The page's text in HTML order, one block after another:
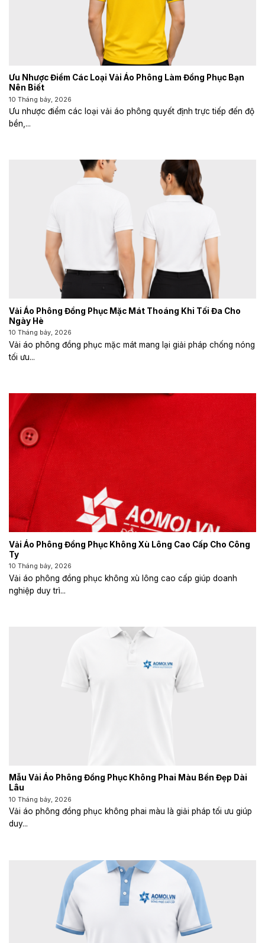
Ưu Nhược Điểm Các Loại Vải Áo Phông Làm Đồng Phục Bạn
Nên Biết
10 Tháng bảy, 2026
Ưu nhược điểm các loại vải áo phông quyết định trực tiếp đến độ
bền,...
Vải Áo Phông Đồng Phục Mặc Mát Thoáng Khi Tối Đa Cho
Ngày Hè
10 Tháng bảy, 2026
Vải áo phông đồng phục mặc mát mang lại giải pháp chống nóng
tối ưu...
Vải Áo Phông Đồng Phục Không Xù Lông Cao Cấp Cho Công
Ty
10 Tháng bảy, 2026
Vải áo phông đồng phục không xù lông cao cấp giúp doanh
nghiệp duy trì...
Mẫu Vải Áo Phông Đồng Phục Không Phai Màu Bền Đẹp Dài
Lâu
10 Tháng bảy, 2026
Vải áo phông đồng phục không phai màu là giải pháp tối ưu giúp
duy...